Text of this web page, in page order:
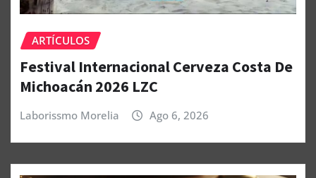
ARTÍCULOS
Festival Internacional Cerveza Costa De
Michoacán 2026 LZC
Laborissmo Morelia Ago 6, 2026